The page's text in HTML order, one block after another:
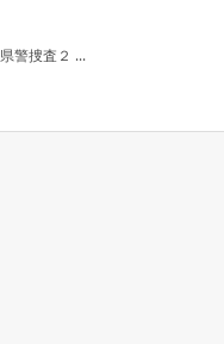
警捜査２ ...